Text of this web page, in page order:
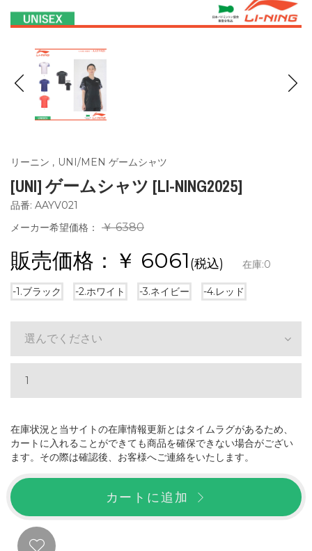
リーニン , UNI/MEN ゲームシャツ
[UNI] ゲームシャツ [LI-NING2025]
品番: AAYV021
メーカー希望価格：
￥ 6380
販売価格：￥ 6061(税込) 在庫:0
-1.ブラック -2.ホワイト -3.ネイビー -4.レッド
選んでください
在庫状況と当サイトの在庫情報更新とはタイムラグがあるため、
カートに入れることができても商品を確保できない場合がござい
ます。その際は確認後、お客様へご連絡をいたします。
カートに追加